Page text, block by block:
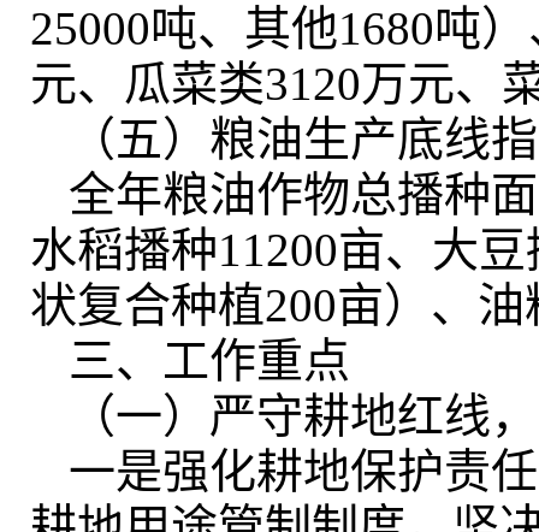
25000吨、其他1680吨
元、瓜菜类3120万元、
（五）粮油生产底线
全年粮油作物总播种
水稻播种11200亩、大
状复合种植200亩）、
三、工作重点
（一）严守耕地红线，
一是强化耕地保护责任